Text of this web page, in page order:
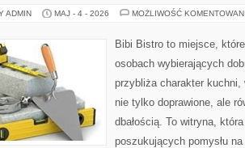
ADMIN MAJ - 4 - 2026 MOŻLIWOŚĆ
Bibi Bistro to miejsce,
osobach wybierających
przybliża charakter kuchni,
nie tylko doprawione, ale
dbałością. To witryna,
poszukujących pomysłu